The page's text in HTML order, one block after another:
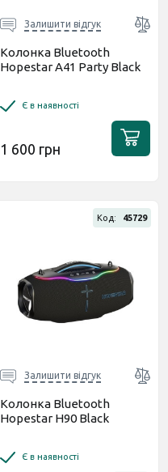
Залишити відгук
Колонка Bluetooth
Hopestar A41 Party Black
Є в наявності
1 600 грн
Код: 45729
Залишити відгук
Колонка Bluetooth
Hopestar H90 Black
Є в наявності